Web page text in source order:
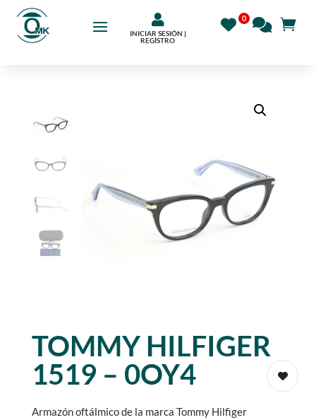

INICIAR SESIÓN |
REGÍSTRO
TOMMY HILFIGER
1519 – 0OY4
Armazón oftálmico de la marca Tommy Hilfiger